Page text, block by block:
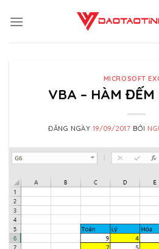
MICROSOFT
VBA – HÀM ĐẾM
ĐĂNG NGÀY 19/09/2017 BỞI